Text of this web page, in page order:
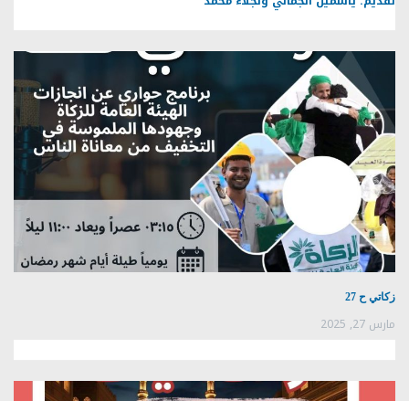
زكاتي ح 27
مارس 27, 2025